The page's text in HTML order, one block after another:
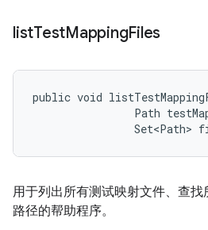
listTestMappingFiles
public void
Path
Set<Path>
用于列出所有测试映射文件、查
路径的帮助程序。